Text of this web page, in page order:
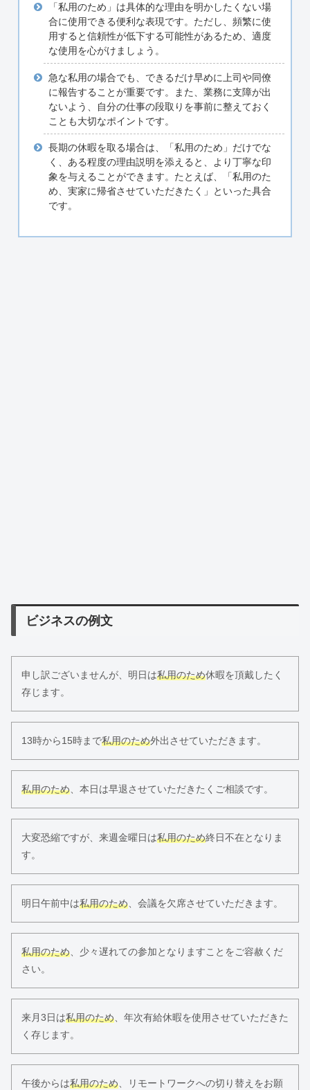
「私用のため」は具体的な理由を明かしたくない場
合に使用できる便利な表現です。ただし、頻繁に使
用すると信頼性が低下する可能性があるため、適度
な使用を心がけましょう。
急な私用の場合でも、できるだけ早めに上司や同僚
に報告することが重要です。また、業務に支障が出
ないよう、自分の仕事の段取りを事前に整えておく
ことも大切なポイントです。
長期の休暇を取る場合は、「私用のため」だけでな
く、ある程度の理由説明を添えると、より丁寧な印
象を与えることができます。たとえば、「私用のた
め、実家に帰省させていただきたく」といった具合
です。
ビジネスの例文
申し訳ございませんが、明日は私用のため休暇を頂戴したく
存じます。
13時から15時まで私用のため外出させていただきます。
私用のため、本日は早退させていただきたくご相談です。
大変恐縮ですが、来週金曜日は私用のため終日不在となりま
す。
明日午前中は私用のため、会議を欠席させていただきます。
私用のため、少々遅れての参加となりますことをご容赦くだ
さい。
来月3日は私用のため、年次有給休暇を使用させていただきた
く存じます。
午後からは私用のため、リモートワークへの切り替えをお願